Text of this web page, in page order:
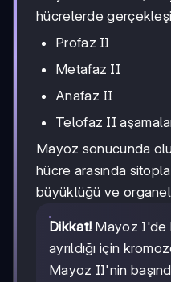
hücrelerde
Profaz II
Metafaz II
Anafaz II
Telofaz II
Mayoz sonucunda
hücre arasında
büyüklüğü ve
Dikkat! Mayoz I'de
ayrıldığı için
Mayoz II'nin